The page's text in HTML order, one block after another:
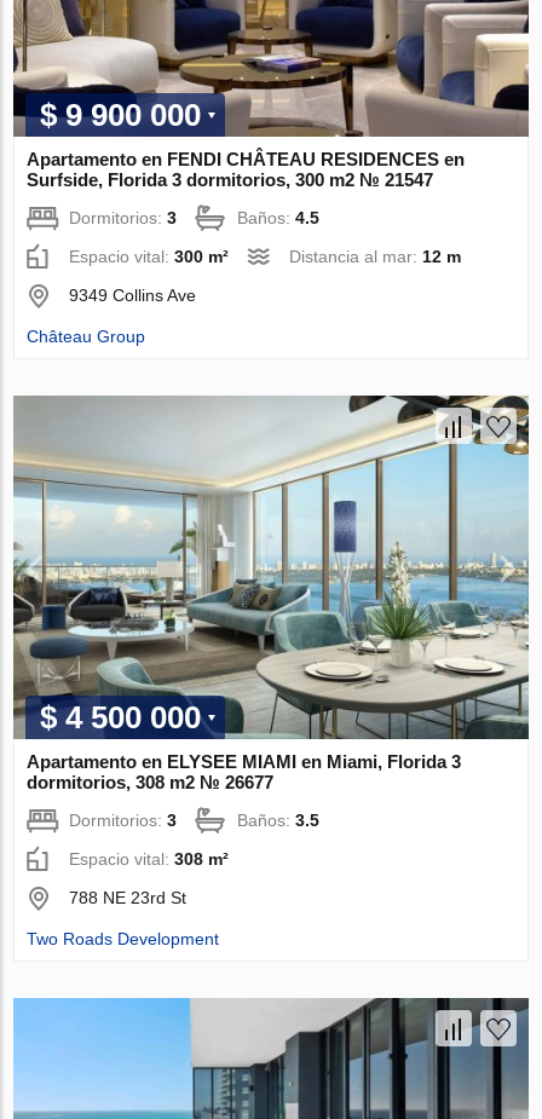
$ 9 900 000
Apartamento en FENDI CHÂTEAU RESIDENCES en
Surfside, Florida 3 dormitorios, 300 m2 № 21547
Dormitorios:3 Baños:4.5
Espacio vital:300 m² Distancia al mar: 12 m
9349 Collins Ave
Château Group
$ 4 500 000
Apartamento en ELYSEE MIAMI en Miami, Florida 3
dormitorios, 308 m2 № 26677
Dormitorios:3 Baños:3.5
Espacio vital:308 m²
788 NE 23rd St
Two Roads Development